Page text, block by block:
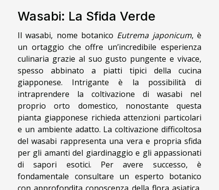
Wasabi: La Sfida Verde
Il wasabi, nome botanico Eutrema japonicum, è
un ortaggio che offre un’incredibile esperienza
culinaria grazie al suo gusto pungente e vivace,
spesso abbinato a piatti tipici della cucina
giapponese. Intrigante è la possibilità di
intraprendere la coltivazione di wasabi nel
proprio orto domestico, nonostante questa
pianta giapponese richieda attenzioni particolari
e un ambiente adatto. La coltivazione difficoltosa
del wasabi rappresenta una vera e propria sfida
per gli amanti del giardinaggio e gli appassionati
di sapori esotici. Per avere successo, è
fondamentale consultare un esperto botanico